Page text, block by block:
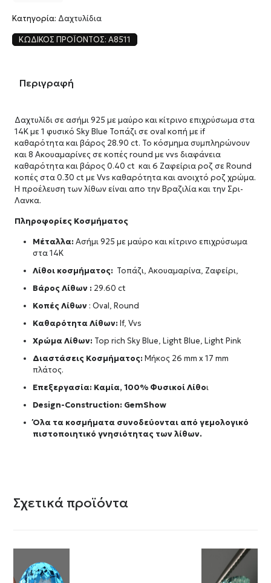
Κατηγορία: Δαχτυλίδια
ΚΩΔΙΚΌΣ ΠΡΟΪΌΝΤΟΣ: A8511
Περιγραφή
Δαχτυλίδι σε ασήμι 925 με μαύρο και κίτρινο επιχρύσωμα στα
14Κ με 1 φυσικό Sky Blue Τοπάζι σε oval κοπή με if
καθαρότητα και βάρος 28.90 ct. Το κόσμημα συμπληρώνουν
και 8 Ακουαμαρίνες σε κοπές round με vvs διαφάνεια
καθαρότητα και βάρος 0.40 ct και 6 Ζαφείρια ροζ σε Round
κοπές στα 0.30 ct με Vvs καθαρότητα και ανοιχτό ροζ χρώμα.
Η προέλευση των λίθων είναι απο την Βραζιλία και την Σρι-
Λανκα.
Πληροφορίες Κοσμήματος
Μέταλλα: Ασήμι 925 με μαύρο και κίτρινο επιχρύσωμα
στα 14Κ
Λίθοι κοσμήματος: Τοπάζι, Ακουαμαρίνα, Ζαφείρι,
Βάρος Λίθων : 29.60 ct
Κοπές Λίθων : Oval, Round
Καθαρότητα Λίθων: If, Vvs
Χρώμα Λίθων: Top rich Sky Blue, Light Blue, Light Pink
Διαστάσεις Κοσμήματος: Μήκος 26 mm x 17 mm
πλάτος.
Επεξεργασία: Καμία, 100% Φυσικοί Λίθοι
Design-Construction: GemShow
Όλα τα κοσμήματα συνοδεύονται από γεμολογικό
πιστοποιητικό γνησιότητας των λίθων.
Σχετικά προϊόντα